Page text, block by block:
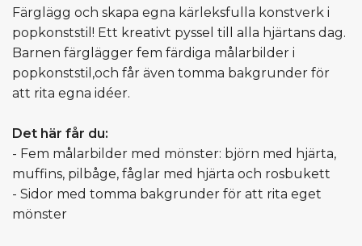
Färglägg och skapa egna kärleksfulla konstverk i
popkonststil! Ett kreativt pyssel till alla hjärtans dag.
Barnen färglägger fem färdiga målarbilder i
popkonststil,och får även tomma bakgrunder för
att rita egna idéer.
Det här får du:
- Fem målarbilder med mönster: björn med hjärta,
muffins, pilbåge, fåglar med hjärta och rosbukett
- Sidor med tomma bakgrunder för att rita eget
mönster